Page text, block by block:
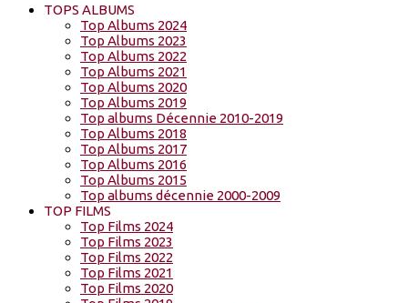
TOPS ALBUMS
Top Albums 2024
Top Albums 2023
Top Albums 2022
Top Albums 2021
Top Albums 2020
Top Albums 2019
Top albums Décennie 2010-2019
Top Albums 2018
Top Albums 2017
Top Albums 2016
Top Albums 2015
Top albums décennie 2000-2009
TOP FILMS
Top Films 2024
Top Films 2023
Top Films 2022
Top Films 2021
Top Films 2020